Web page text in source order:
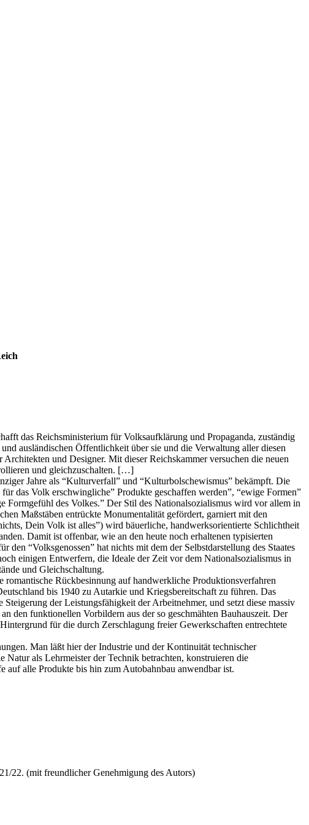
das Reichsministerium für Volksaufklärung und Propaganda, zuständig
ausländischen Öffentlichkeit über sie und die Verwaltung aller diesen
und Designer. Mit dieser Reichskammer versuchen die neuen
und gleichzuschalten. […]
Jahre als “Kulturverfall” und “Kulturbolschewismus” bekämpft. Die
das Volk erschwingliche” Produkte geschaffen werden”, “ewige Formen”
Formgefühl des Volkes.” Der Stil des Nationalsozialismus wird vor allem in
Maßstäben entrückte Monumentalität gefördert, garniert mit den
Dein Volk ist alles”) wird bäuerliche, handwerksorientierte Schlichtheit
Damit ist offenbar, wie an den heute noch erhaltenen typisierten
“Volksgenossen” hat nichts mit dem der Selbstdarstellung des Staates
einigen Entwerfern, die Ideale der Zeit vor dem Nationalsozialismus in
und Gleichschaltung.
Rückbesinnung auf handwerkliche Produktionsverfahren
bis 1940 zu Autarkie und Kriegsbereitschaft zu führen. Das
der Leistungsfähigkeit der Arbeitnehmer, und setzt diese massiv
den funktionellen Vorbildern aus der so geschmähten Bauhauszeit. Der
für die durch Zerschlagung freier Gewerkschaften entrechtete
Man läßt hier der Industrie und der Kontinuität technischer
als Lehrmeister der Technik betrachten, konstruieren die
auf alle Produkte bis hin zum Autobahnbau anwendbar ist.
22. (mit freundlicher Genehmigung des Autors)